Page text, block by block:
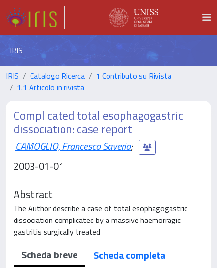
IRIS
IRIS Catalogo Ricerca
1 Contributo su Rivista
1.1 Articolo in rivista
Complicated total esophagogastric
dissociation: case report
CAMOGLIO, Francesco Saverio;
2003-01-01
Abstract
The Author describe a case of total esophagogastric
dissociation complicated by a massive haemorragic
gastritis surgically treated
Scheda breve
Scheda completa